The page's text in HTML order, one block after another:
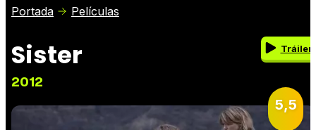
Críticas
Portada Películas
Sister
2012
Tráiler
5,5